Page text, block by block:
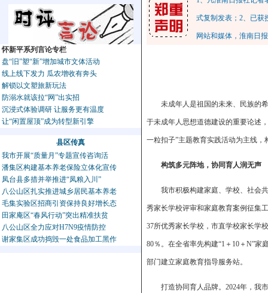
怀新平系列言论专栏
盘“旧”塑“新”增加城市文体活动
线上线下发力 瓜农增收有奔头
解锁以文塑旅新玩法
防溺水就该拉“网”出实招
沉浸式体验调研 让服务更有温度
让“闲置屋顶”成为转型新引擎
县区传真
我市开展“质量月”专题宣传咨询活
潘集区构建基本养老保险立体化宣传
凤台县多措并举推进“凤粮入川”
八公山区扎实推进城乡居民基本养老
毛集实验区招商引资保持良好增长态
田家庵区“春风行动”突出精准扶贫
八公山区全力应对H7N9疫情防控
谢家集区成功捣毁一处食品加工黑作
式复制发表；2、已获
网站和媒体，淮南日
未成年人是祖国的未来、民族的
于未成年人思想道德建设的重要论述
一粒扣子”主题教育实践活动为主线
构筑多元阵地，协同育人润无声
我市积极构建家庭、学校、社会
秀家长学校评审和家庭教育案例征集
37所优秀家长学校，市直学校家长学
80％。在全省率先构建“1＋10＋N”
部门建立家庭教育指导服务站。
打造协同育人品牌。2024年，我